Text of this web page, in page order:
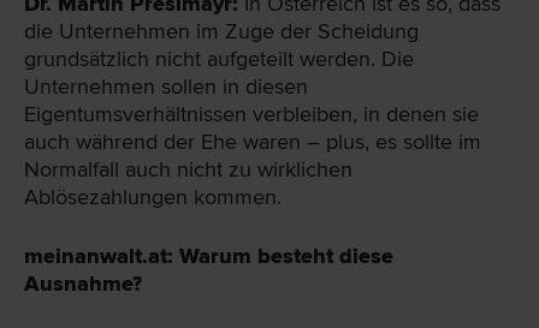
die Unternehmen im Zuge der Scheidung
grundsätzlich nicht aufgeteilt werden. Die
Unternehmen sollen in diesen
Eigentumsverhältnissen verbleiben, in denen sie
auch während der Ehe waren – plus, es sollte im
Normalfall auch nicht zu wirklichen
Ablösezahlungen kommen.
meinanwalt.at: Warum besteht diese
Ausnahme?